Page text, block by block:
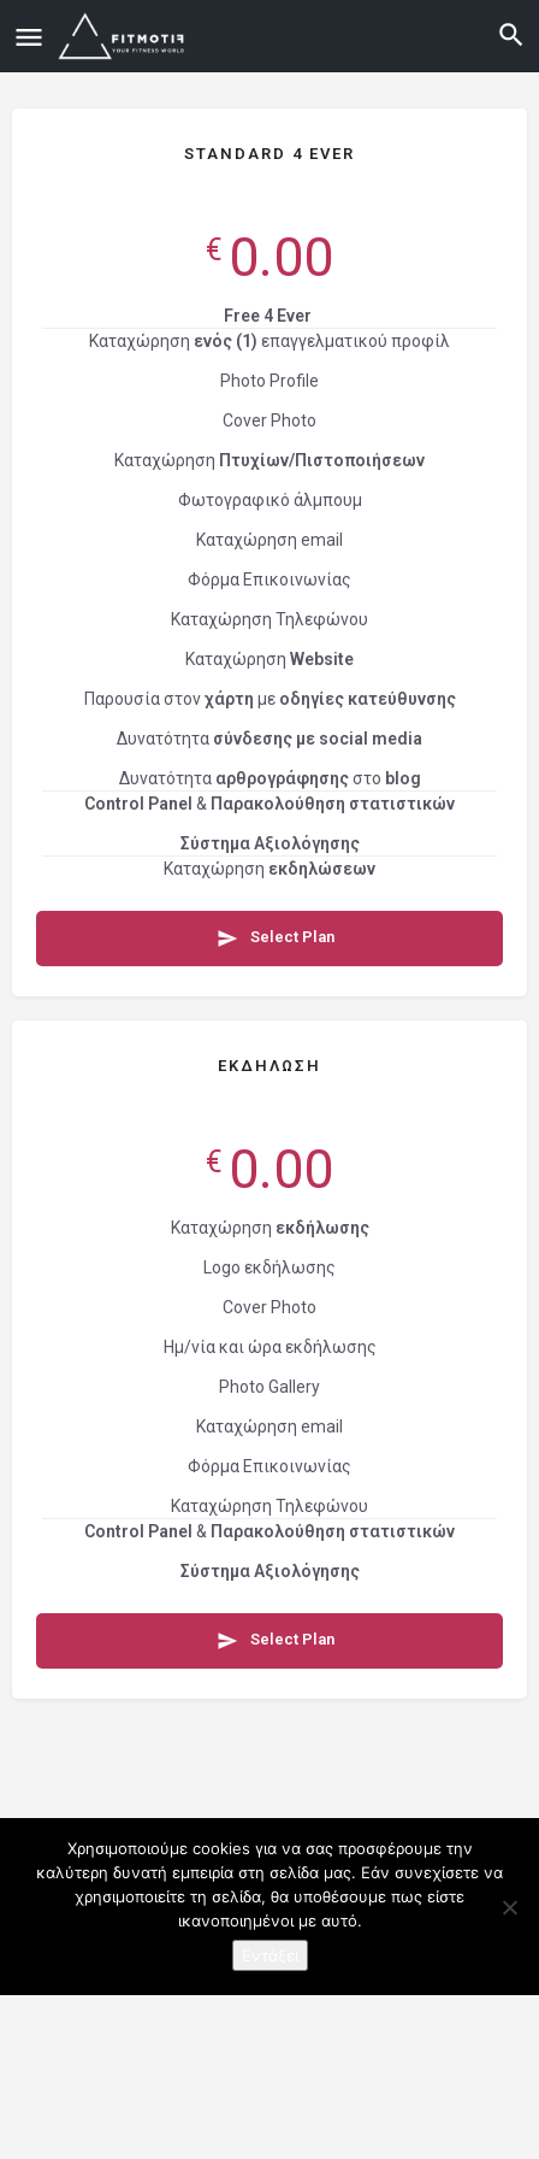
STANDARD 4 EVER
€ 0.00
Free 4 Ever
Καταχώρηση ενός (1) επαγγελματικού προφίλ
Photo Profile
Cover Photo
Καταχώρηση Πτυχίων/Πιστοποιήσεων
Φωτογραφικό άλμπουμ
Καταχώρηση email
Φόρμα Επικοινωνίας
Καταχώρηση Τηλεφώνου
Καταχώρηση Website
Παρουσία στονχάρτη με οδηγίες κατεύθυνσης
Δυνατότητα σύνδεσης με social media
Δυνατότητα αρθρογράφησηςστο blog
Control Panel & Παρακολούθηση στατιστικών
Σύστημα Αξιολόγησης
Καταχώρηση εκδηλώσεων
Select Plan
ΕΚΔΉΛΩΣΗ
€ 0.00
Καταχώρηση εκδήλωσης
Logo εκδήλωσης
Cover Photo
Ημ/νία και ώρα εκδήλωσης
Photo Gallery
Καταχώρηση email
Φόρμα Επικοινωνίας
Καταχώρηση Τηλεφώνου
Control Panel & Παρακολούθηση στατιστικών
Σύστημα Αξιολόγησης
Select Plan
Χρησιμοποιούμε cookies για να σας προσφέρουμε την
καλύτερη δυνατή εμπειρία στη σελίδα μας. Εάν συνεχίσετε να
χρησιμοποιείτε τη σελίδα, θα υποθέσουμε πως είστε
ικανοποιημένοι με αυτό.